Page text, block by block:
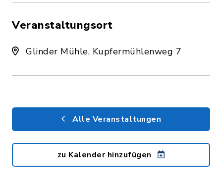
Veranstaltungsort
Glinder Mühle, Kupfermühlenweg 7
Alle Veranstaltungen
zu Kalender hinzufügen